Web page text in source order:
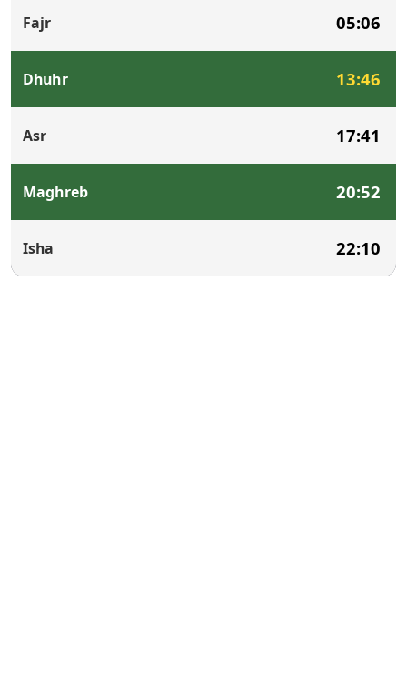
Fajr 05:06
Dhuhr 13:46
Asr 17:41
Maghreb 20:52
Isha 22:10